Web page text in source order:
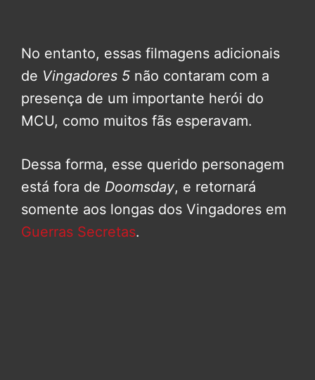
No entanto, essas filmagens adicionais
de Vingadores 5 não contaram com a
presença de um importante herói do
MCU, como muitos fãs esperavam.
Dessa forma, esse querido personagem
está fora de Doomsday, e retornará
somente aos longas dos Vingadores em
Guerras Secretas.